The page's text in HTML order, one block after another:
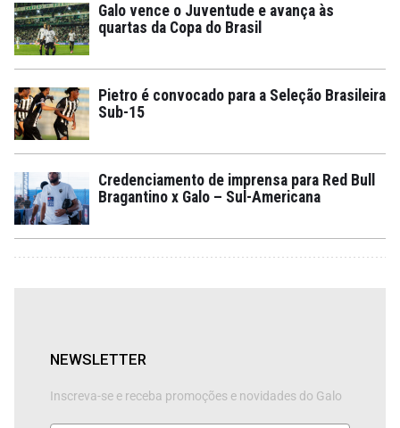
Galo vence o Juventude e avança às
quartas da Copa do Brasil
Pietro é convocado para a Seleção Brasileira
Sub-15
Credenciamento de imprensa para Red Bull
Bragantino x Galo – Sul-Americana
NEWSLETTER
Inscreva-se e receba promoções e novidades do Galo